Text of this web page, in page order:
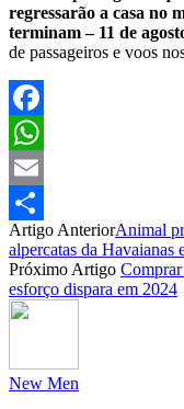
regressarão a casa no
terminam – 11 de
de passageiros e voos
Facebook
WhatsApp
Email
Partilhar
Artigo AnteriorAnimal
alpercatas da Havaianas
Próximo Artigo Comprar
esforço dispara em 2024
New Men